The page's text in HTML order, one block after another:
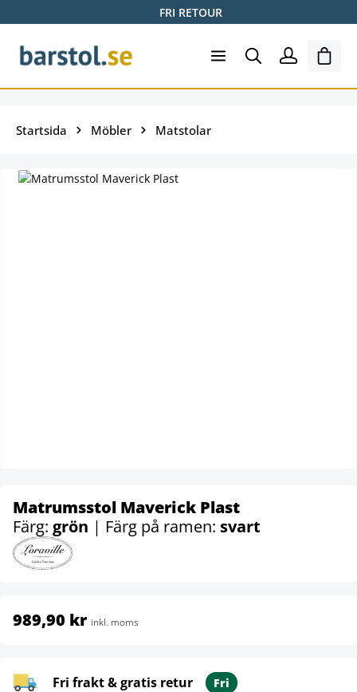
FRI RETOUR
Startsida Möbler Matstolar
Matrumsstol Maverick Plast
Färg: grön | Färg på ramen: svart
989,90 kr inkl. moms
Fri frakt & gratis retur Fri